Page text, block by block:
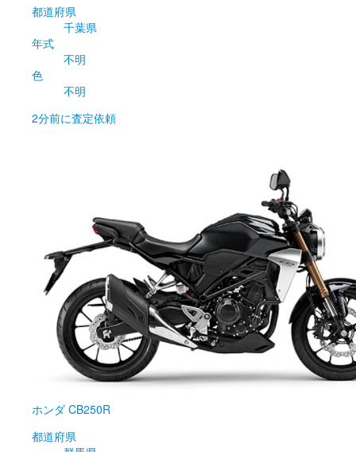
都道府県
千葉県
年式
不明
色
不明
2分前に査定依頼
ホンダ CB250R
都道府県